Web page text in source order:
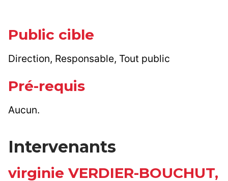
Public cible
Direction, Responsable, Tout public
Pré-requis
Aucun.
Intervenants
virginie VERDIER-BOUCHUT,